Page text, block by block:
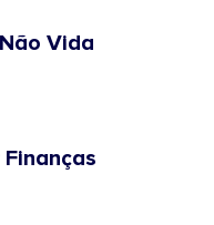
Vida
Finanças